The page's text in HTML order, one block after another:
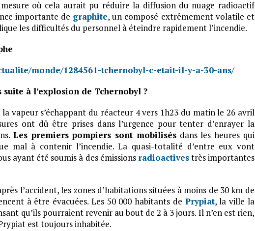
où cela aurait pu réduire la diffusion du nuage radioactif
importante de graphite, un composé extrêmement volatile et
les difficultés du personnel à éteindre rapidement l’incendie.
monde/1284561-tchernobyl-c-etait-il-y-a-30-ans/
à l’explosion de Tchernobyl ?
vapeur s’échappant du réacteur 4 vers 1h23 du matin le 26 avril
ont dû être prises dans l’urgence pour tenter d’enrayer la
Les premiers pompiers sont mobilisésdans les heures qui
mal à contenir l’incendie. La quasi-totalité d’entre eux vont
ayant été soumis à des émissions radioactivestrès importantes
l’accident, les zones d’habitations situées à moins de 30 km de
à être évacuées. Les 50 000 habitants de Prypiat, la ville la
qu’ils pourraient revenir au bout de 2 à 3 jours. Il n’en est rien,
est toujours inhabitée.